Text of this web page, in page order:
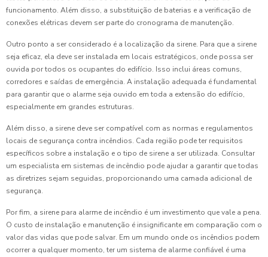
funcionamento. Além disso, a substituição de baterias e a verificação de
conexões elétricas devem ser parte do cronograma de manutenção.
Outro ponto a ser considerado é a localização da sirene. Para que a sirene
seja eficaz, ela deve ser instalada em locais estratégicos, onde possa ser
ouvida por todos os ocupantes do edifício. Isso inclui áreas comuns,
corredores e saídas de emergência. A instalação adequada é fundamental
para garantir que o alarme seja ouvido em toda a extensão do edifício,
especialmente em grandes estruturas.
Além disso, a sirene deve ser compatível com as normas e regulamentos
locais de segurança contra incêndios. Cada região pode ter requisitos
específicos sobre a instalação e o tipo de sirene a ser utilizada. Consultar
um especialista em sistemas de incêndio pode ajudar a garantir que todas
as diretrizes sejam seguidas, proporcionando uma camada adicional de
segurança.
Por fim, a sirene para alarme de incêndio é um investimento que vale a pena.
O custo de instalação e manutenção é insignificante em comparação com o
valor das vidas que pode salvar. Em um mundo onde os incêndios podem
ocorrer a qualquer momento, ter um sistema de alarme confiável é uma